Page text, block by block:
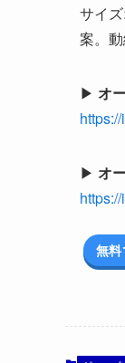
サイ
案。動
▶ オ
▶ オ
無